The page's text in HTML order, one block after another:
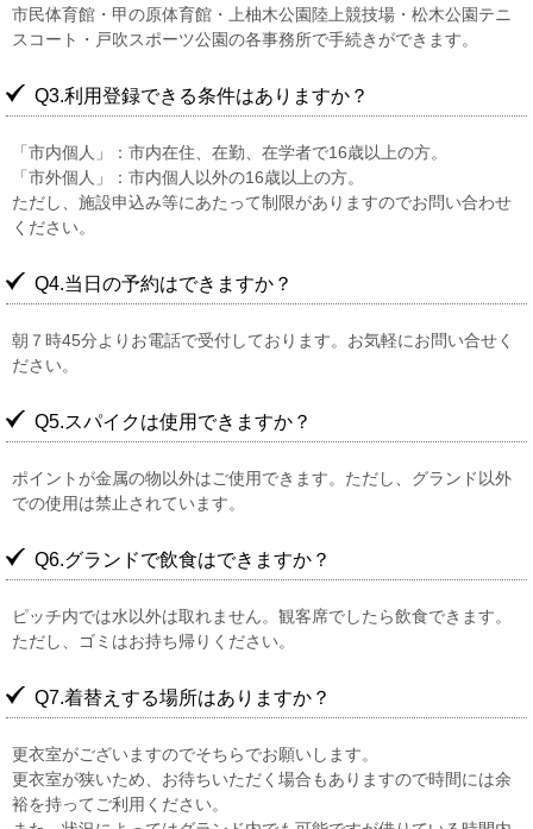
市民体育館・甲の原体育館・上柚木公園陸上競技場・松木公園テニ
スコート・戸吹スポーツ公園の各事務所で手続きができます。
Q3.利用登録できる条件はありますか？
「市内個人」：市内在住、在勤、在学者で16歳以上の方。
「市外個人」：市内個人以外の16歳以上の方。
ただし、施設申込み等にあたって制限がありますのでお問い合わせ
ください。
Q4.当日の予約はできますか？
朝７時45分よりお電話で受付しております。お気軽にお問い合せく
ださい。
Q5.スパイクは使用できますか？
ポイントが金属の物以外はご使用できます。ただし、グランド以外
での使用は禁止されています。
Q6.グランドで飲食はできますか？
ピッチ内では水以外は取れません。観客席でしたら飲食できます。
ただし、ゴミはお持ち帰りください。
Q7.着替えする場所はありますか？
更衣室がございますのでそちらでお願いします。
更衣室が狭いため、お待ちいただく場合もありますので時間には余
裕を持ってご利用ください。